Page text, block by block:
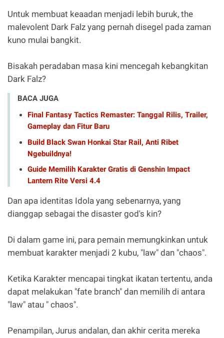
Untuk membuat keaadan menjadi lebih buruk, the
malevolent Dark Falz yang pernah disegel pada zaman
kuno mulai bangkit.
Bisakah peradaban masa kini mencegah kebangkitan
Dark Falz?
BACA JUGA
Final Fantasy Tactics Remaster: Tanggal Rilis, Trailer,
Gameplay dan Fitur Baru
Build Black Swan Honkai Star Rail, Anti Ribet
Ngebuildnya!
Guide Memilih Karakter Gratis di Genshin Impact
Lantern Rite Versi 4.4
Dan apa identitas Idola yang sebenarnya, yang
dianggap sebagai the disaster god's kin?
Di dalam game ini, para pemain memungkinkan untuk
membuat karakter menjadi 2 kubu, "law" dan "chaos".
Ketika Karakter mencapai tingkat ikatan tertentu, anda
dapat melakukan "fate branch" dan memilih di antara
"law" atau " chaos".
Penampilan, Jurus andalan, dan akhir cerita mereka